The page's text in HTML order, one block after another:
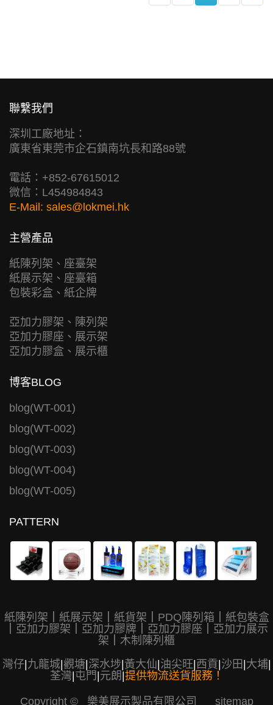
聯繫我們
深圳工廠地址：
廣東省東莞市企石鎮南坑長和路88號
電話：+852-67615012
微信：L454984843
E-Mail: sales@lokmei.hk
主營產品
紙陳列架、座臺架
紙展示架、座臺箱
包裝彩盒、紙企牌
亞加力膠架、陳列架
亞加力膠座、展示架
亞加力膠盒、展示櫃
博客BLOG
blog(WT-001)
blog(WT-002)
blog(WT-003)
blog(WT-004)
blog(WT-005)
PATTERN
紙陳列架 紙展示架 紙貨架 PDQ陳列箱
紙包裝盒
亞加力膠架 亞加力膠牌 亞加力膠座
亞加力展示
架
木制陳列櫃
灣仔| 九龍城| 觀塘 深水埗| 黃大仙 油尖旺 西貢 沙田 大埔|
荃灣 屯門 元朗 提供物流送貨服務！
Copyright © 樂美展示製品有限公司 sitemap